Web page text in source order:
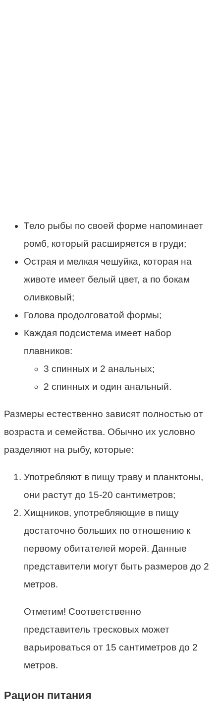
Тело рыбы по своей форме напоминает
ромб, который расширяется в груди;
Острая и мелкая чешуйка, которая на
животе имеет белый цвет, а по бокам
оливковый;
Голова продолговатой формы;
Каждая подсистема имеет набор
плавников:
3 спинных и 2 анальных;
2 спинных и один анальный.
Размеры естественно зависят полностью от
возраста и семейства. Обычно их условно
разделяют на рыбу, которые:
Употребляют в пищу траву и планктоны,
они растут до 15-20 сантиметров;
Хищников, употребляющие в пищу
достаточно больших по отношению к
первому обитателей морей. Данные
представители могут быть размеров до 2
метров.
Отметим! Соответственно
представитель тресковых может
варьироваться от 15 сантиметров до 2
метров.
Рацион питания